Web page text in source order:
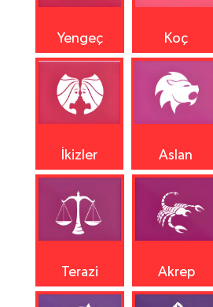
Yengeç Koç
İkizler Aslan
Terazi Akrep